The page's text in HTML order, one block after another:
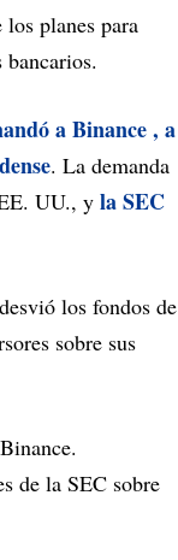
planes para
a Binance , a
. La demanda
UU., y la SEC
los fondos de
sobre sus
de la SEC sobre